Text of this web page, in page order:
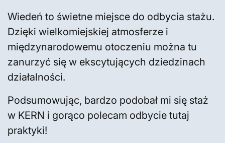
Wiedeń to świetne miejsce do odbycia stażu.
Dzięki wielkomiejskiej atmosferze i
międzynarodowemu otoczeniu można tu
zanurzyć się w ekscytujących dziedzinach
działalności.
Podsumowując, bardzo podobał mi się staż
w KERN i gorąco polecam odbycie tutaj
praktyki!